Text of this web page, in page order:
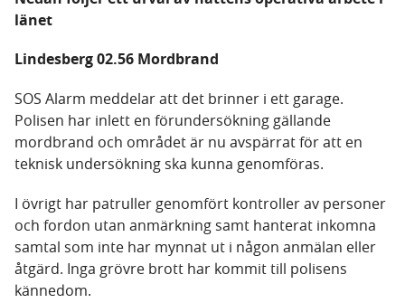
länet
Lindesberg 02.56 Mordbrand
SOS Alarm meddelar att det brinner i ett garage.
Polisen har inlett en förundersökning gällande
mordbrand och området är nu avspärrat för att en
teknisk undersökning ska kunna genomföras.
I övrigt har patruller genomfört kontroller av personer
och fordon utan anmärkning samt hanterat inkomna
samtal som inte har mynnat ut i någon anmälan eller
åtgärd. Inga grövre brott har kommit till polisens
kännedom.